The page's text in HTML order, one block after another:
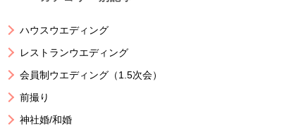
ハウスウエディング
レストランウエディング
会員制ウエディング（1.5次会）
前撮り
神社婚/和婚